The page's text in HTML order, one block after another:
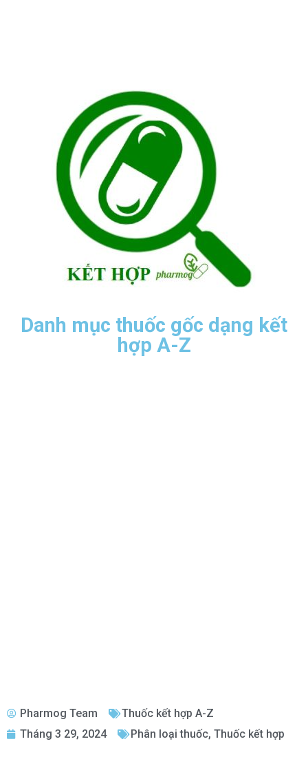
Danh mục thuốc gốc dạng kết
hợp A-Z
Pharmog Team
Thuốc kết hợp A-Z
Tháng 3 29, 2024
Phân loại thuốc, Thuốc kết hợp